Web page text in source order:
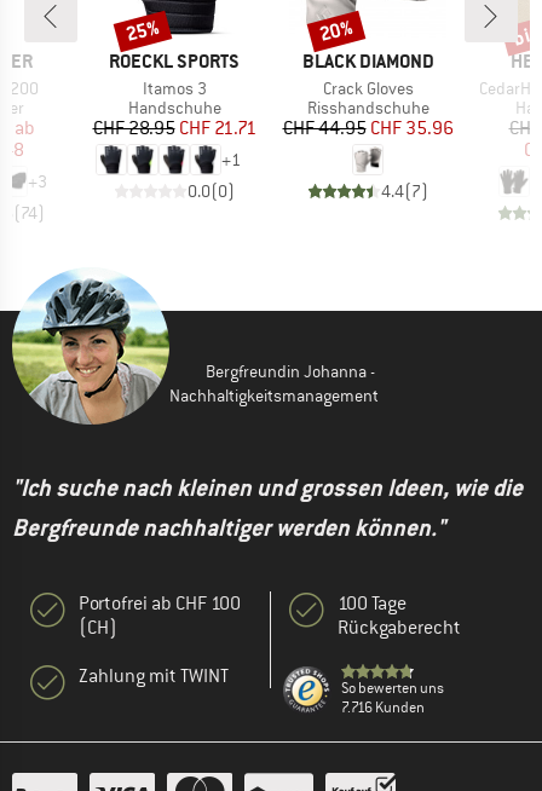
200
Preis
ab
+3
(74)
MARKE
ROECKL SPORTS
Artikel
Itamos 3
Produktgruppe
Handschuhe
Preis
CHF 28.95reduzierter Preis
CHF 21.71
+1
0.0(0)
Rabatt
25%
MARKE
BLACK DIAMOND
Artikel
Crack Gloves
Produktgruppe
Risshandschuhe
Preis
CHF 44.95reduzierter Preis
CHF 35.96
4.4(7)
Rabatt
20%
Artikel
Bergfreundin Johanna -
Nachhaltigkeitsmanagement
"Ich suche nach kleinen und grossen Ideen, wie die
Bergfreunde nachhaltiger werden können."
Portofrei ab CHF 100
(CH)
Zahlung mit TWINT
100 Tage
Rückgaberecht
So bewerten uns
7.716 Kunden